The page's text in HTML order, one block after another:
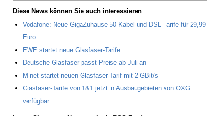
Diese News können Sie auch interessieren
Vodafone: Neue GigaZuhause 50 Kabel und DSL Tarife für 29,99
Euro
EWE startet neue Glasfaser-Tarife
Deutsche Glasfaser passt Preise ab Juli an
M-net startet neuen Glasfaser-Tarif mit 2 GBit/s
Glasfaser-Tarife von 1&1 jetzt in Ausbaugebieten von OXG
verfügbar